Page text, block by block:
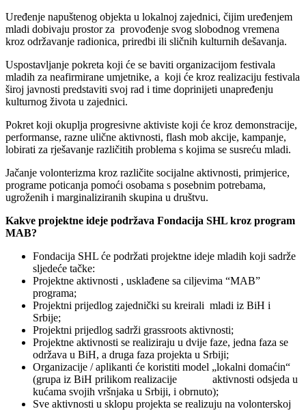
Uređenje napuštenog objekta u lokalnoj zajednici, čijim uređenjem
mladi dobivaju prostor za provođenje svog slobodnog vremena
kroz održavanje radionica, priredbi ili sličnih kulturnih dešavanja.
Uspostavljanje pokreta koji će se baviti organizacijom festivala
mladih za neafirmirane umjetnike, a koji će kroz realizaciju festivala
široj javnosti predstaviti svoj rad i time doprinijeti unapređenju
kulturnog života u zajednici.
Pokret koji okuplja progresivne aktiviste koji će kroz demonstracije,
performanse, razne ulične aktivnosti, flash mob akcije, kampanje,
lobirati za rješavanje različitih problema s kojima se susreću mladi.
Jačanje volonterizma kroz različite socijalne aktivnosti, primjerice,
programe poticanja pomoći osobama s posebnim potrebama,
ugroženih i marginaliziranih skupina u društvu.
Kakve projektne ideje podržava Fondacija SHL kroz program
MAB?
Fondacija SHL će podržati projektne ideje mladih koji sadrže
sljedeće tačke:
Projektne aktivnosti , usklađene sa ciljevima “MAB”
programa;
Projektni prijedlog zajednički su kreirali mladi iz BiH i
Srbije;
Projektni prijedlog sadrži grassroots aktivnosti;
Projektne aktivnosti se realiziraju u dvije faze, jedna faza se
održava u BiH, a druga faza projekta u Srbiji;
Organizacije / aplikanti će koristiti model „lokalni domaćin“
(grupa iz BiH prilikom realizacije aktivnosti odsjeda u
kućama svojih vršnjaka u Srbiji, i obrnuto);
Sve aktivnosti u sklopu projekta se realizuju na volonterskoj